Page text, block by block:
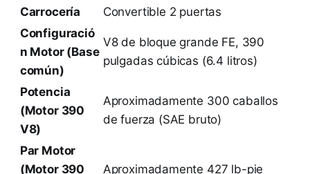
Carrocería
Convertible 2 puertas
Configuració
n Motor (Base
común)
V8 de bloque grande FE, 390
pulgadas cúbicas (6.4 litros)
Potencia
(Motor 390
V8)
Aproximadamente 300 caballos
de fuerza (SAE bruto)
Par Motor
(Motor 390
Aproximadamente 427 lb-pie